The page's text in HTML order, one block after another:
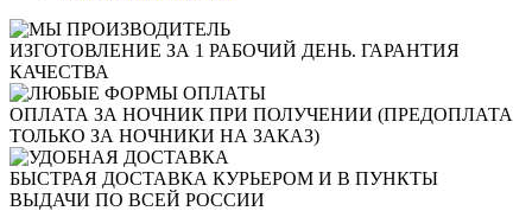
ИЗГОТОВЛЕНИЕ ЗА 1 РАБОЧИЙ ДЕНЬ. ГАРАНТИЯ
КАЧЕСТВА
ОПЛАТА ЗА НОЧНИК ПРИ ПОЛУЧЕНИИ (ПРЕДОПЛАТА
ТОЛЬКО ЗА НОЧНИКИ НА ЗАКАЗ)
БЫСТРАЯ ДОСТАВКА КУРЬЕРОМ И В ПУНКТЫ
ВЫДАЧИ ПО ВСЕЙ РОССИИ